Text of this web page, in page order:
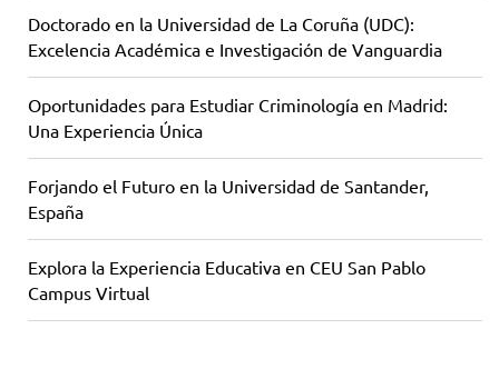
Doctorado en la Universidad de La Coruña (UDC):
Excelencia Académica e Investigación de Vanguardia
Oportunidades para Estudiar Criminología en Madrid:
Una Experiencia Única
Forjando el Futuro en la Universidad de Santander,
España
Explora la Experiencia Educativa en CEU San Pablo
Campus Virtual